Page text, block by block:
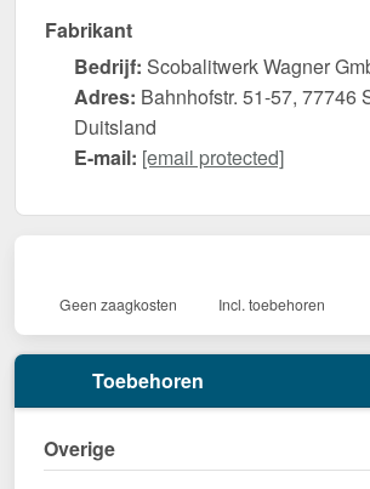
Fabrikant
Bedrijf: Scobalitwerk Wagner
Adres: Bahnhofstr. 51-57, 77746
Duitsland
E-mail: [email protected]
Geen zaagkosten Incl. toebehoren
Toebehoren
Overige